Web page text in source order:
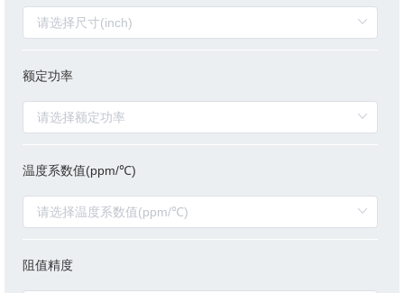
额定功率
温度系数值(ppm/℃)
阻值精度